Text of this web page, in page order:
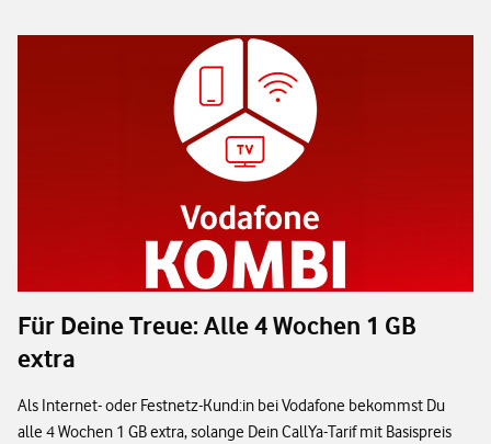
Für Deine Treue: Alle 4 Wochen 1 GB
extra
Als Internet- oder Festnetz-Kund:in bei Vodafone bekommst Du
alle 4 Wochen 1 GB extra, solange Dein CallYa-Tarif mit Basispreis